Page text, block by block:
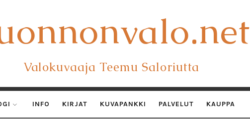
Valokuvaaja Teemu Saloriutta
INFO KIRJAT KUVAPANKKI PALVELUT KAUPPA